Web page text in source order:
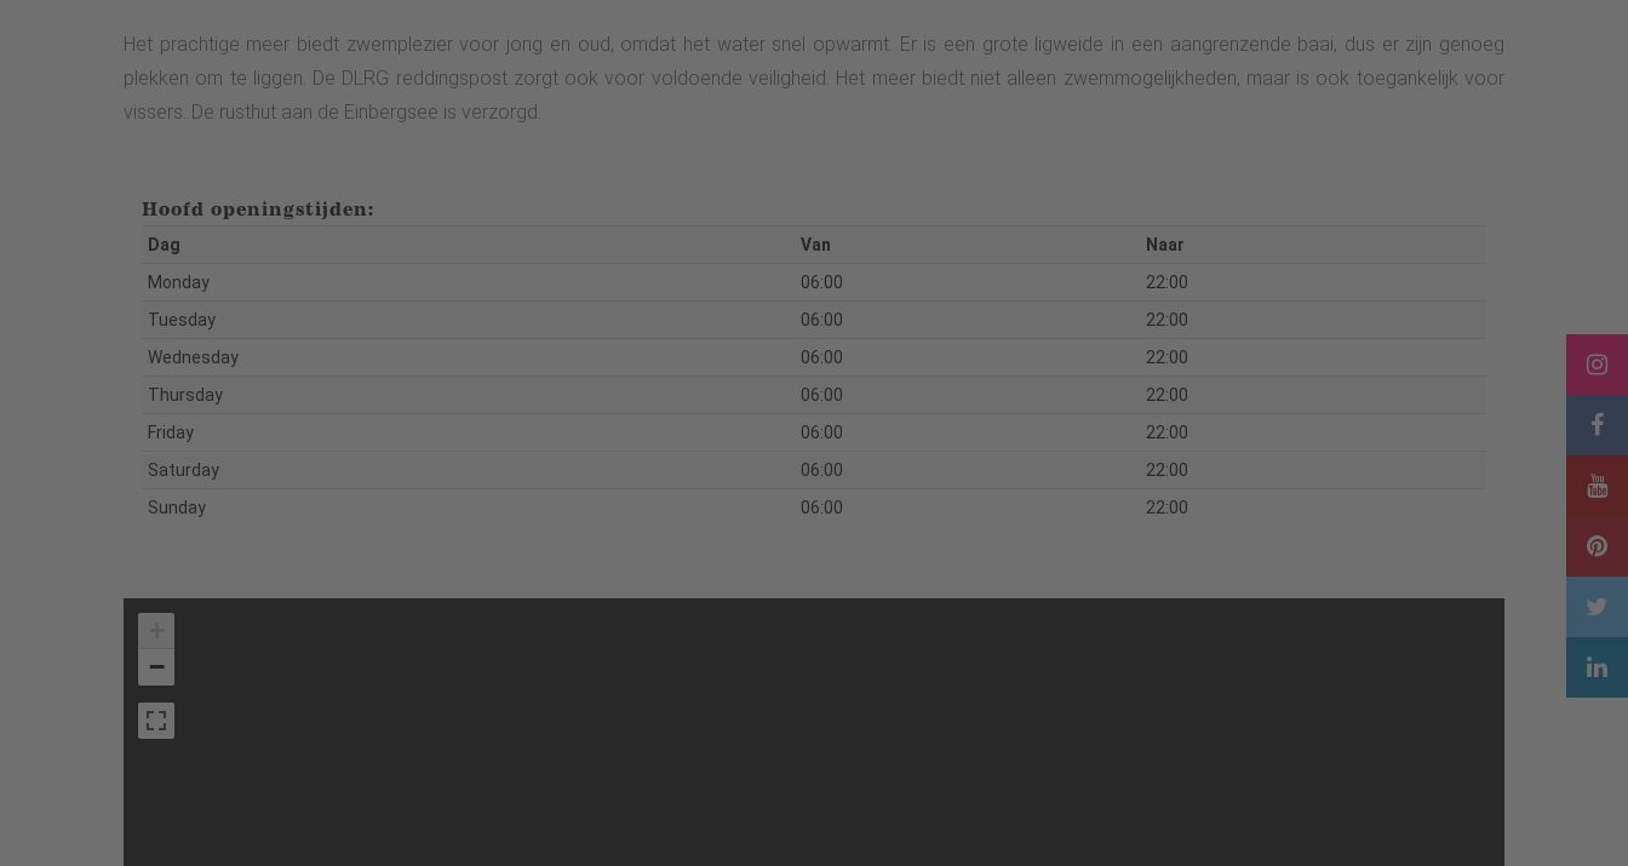
Het prachtige meer biedt zwemplezier voor jong en oud, omdat het water snel opwarmt. Er is een grote ligweide in een aangrenzende baai, dus er zijn genoeg
plekken om te liggen. De DLRG reddingspost zorgt ook voor voldoende veiligheid. Het meer biedt niet alleen zwemmogelijkheden, maar is ook toegankelijk voor
vissers. De rusthut aan de Einbergsee is verzorgd.
Hoofd openingstijden:
Dag Van
Naar
Monday
06:00
22:00
Tuesday
06:00
22:00
Wednesday
06:00
22:00
Thursday
06:00
22:00
Friday
06:00
22:00
Saturday
06:00
22:00
Sunday
06:00 22:00
−